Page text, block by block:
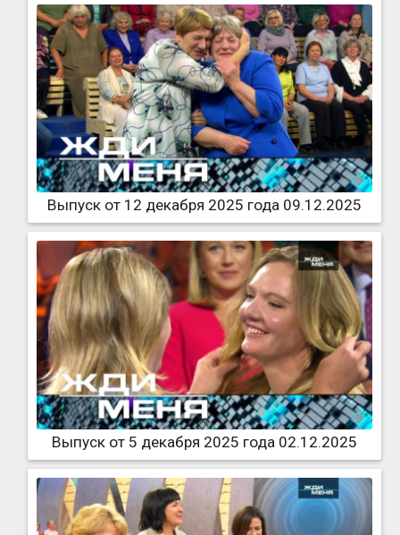
Выпуск от 12 декабря 2025 года 09.12.2025
Выпуск от 5 декабря 2025 года 02.12.2025